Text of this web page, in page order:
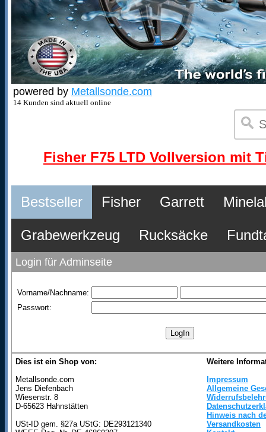
powered by Metallsonde.com
14 Kunden sind aktuell online
Fisher F75 LTD Vollversion mit
Bestseller Fisher Garrett
Grabewerkzeug Rucksäcke
Login für Adminseite
Vorname/Nachname:
Passwort:
Dies ist ein Shop von:
Metallsonde.com
Jens Diefenbach
Wiesenstr. 8
D-65623 Hahnstätten
USt-ID gem. §27a UStG: DE293121340
Weitere
Impressum
Allgemeine
Hinweis nach
Versandkosten